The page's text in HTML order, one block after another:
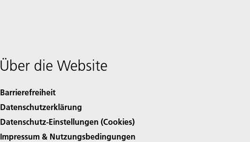
Über die Website
Barrierefreiheit
Datenschutzerklärung
Datenschutz-Einstellungen (Cookies)
Impressum & Nutzungsbedingungen